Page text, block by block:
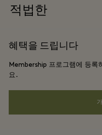
앱 다운로드
Gift Card
FAQ
파트너가되다
적법한
프리빌리지 약관
프라이버시 공지
혜택을 드립니다
Membership 프로그램에 등록
요.